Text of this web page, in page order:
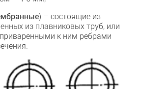
) – состоящие из
из плавниковых труб, или
приваренными к ним ребрами